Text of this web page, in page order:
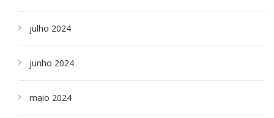
julho 2024
junho 2024
maio 2024